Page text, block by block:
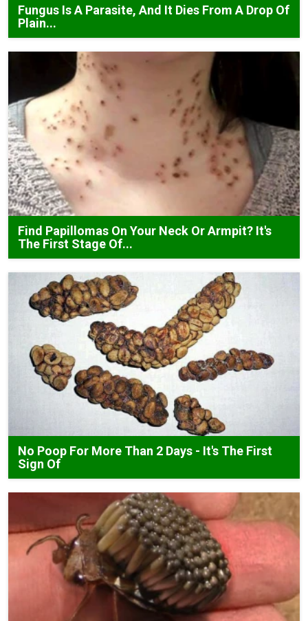
Fungus Is A Parasite, And It Dies From A Drop Of
Plain...
Find Papillomas On Your Neck Or Armpit? It's
The First Stage Of...
No Poop For More Than 2 Days - It's The First
Sign Of